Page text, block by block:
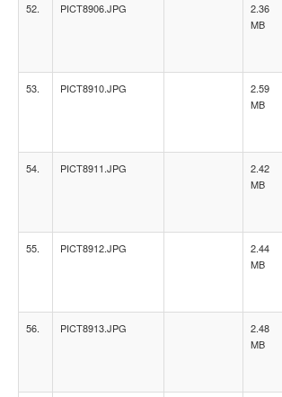
52. PICT8906.JPG
2.36
MB
53. PICT8910.JPG
2.59
MB
54. PICT8911.JPG
2.42
MB
55. PICT8912.JPG
2.44
MB
56. PICT8913.JPG
2.48
MB